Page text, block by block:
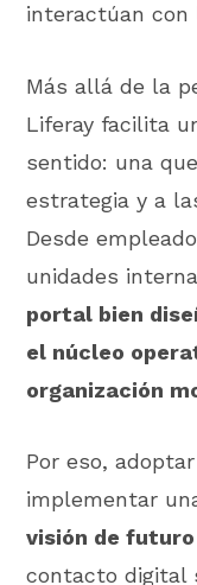
interactúan con
Más allá de la
Liferay facilita
sentido: una
estrategia y a
Desde
unidades
portal bien
el núcleo
organización
Por eso,
implementar
visión de futuro
contacto digital